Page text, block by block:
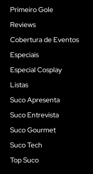
Primeiro Gole
Reviews
Cobertura de Eventos
Especiais
Especial Cosplay
Listas
Suco Apresenta
Suco Entrevista
Suco Gourmet
Suco Tech
Top Suco